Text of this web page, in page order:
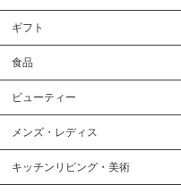
ギフト
食品
ビューティー
メンズ・レディス
キッチンリビング・美術